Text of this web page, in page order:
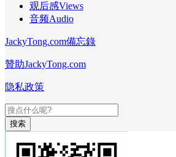
观后感Views
音频Audio
JackyTong.com備忘錄
贊助JackyTong.com
隐私政策
搜索